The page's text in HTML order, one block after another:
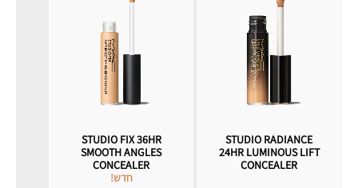
STUDIO FIX 36HR
SMOOTH ANGLES
CONCEALER
חדש!
STUDIO RADIANCE
24HR LUMINOUS LIFT
CONCEALER